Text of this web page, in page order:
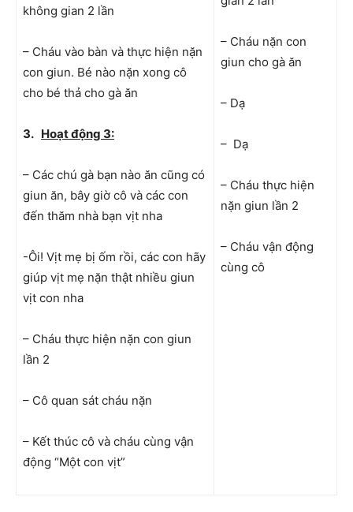
không gian 2 lần
– Cháu vào bàn và thực hiện nặn
con giun. Bé nào nặn xong cô
cho bé thả cho gà ăn
3. Hoạt động 3:
– Các chú gà bạn nào ăn cũng có
giun ăn, bây giờ cô và các con
đến thăm nhà bạn vịt nha
-Ôi! Vịt mẹ bị ốm rồi, các con hãy
giúp vịt mẹ nặn thật nhiều giun
vịt con nha
– Cháu thực hiện nặn con giun
lần 2
– Cô quan sát cháu nặn
– Kết thúc cô và cháu cùng vận
động “Một con vịt”
– Cháu nặn con
giun cho gà ăn
– Dạ
– Dạ
– Cháu thực hiện
nặn giun lần 2
– Cháu vận động
cùng cô